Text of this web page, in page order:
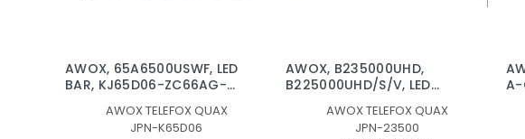
AWOX, 65A6500USWF, LED
BAR, KJ65D06-ZC66AG-
303KJ650036D
AWOX TELEFOX QUAX
JPN-K65D06
AWOX, B235000UHD,
B225000UHD/S/V, LED
ZC.CYG.5000801Z01-A1
4X8, B235000UHD/S/V,
AWOX TELEFOX QUAX
JPN-23500
A-